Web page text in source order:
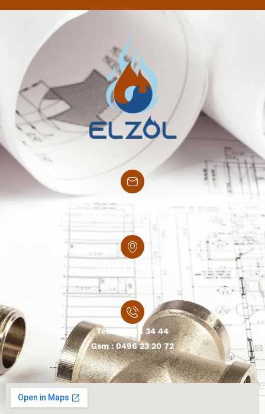
N°TVA : BE 0834.320.754
Avenue Vesale 26
B-1300 Wavre
Tél.:010 84 34 44
Gsm :0496 23 20 72